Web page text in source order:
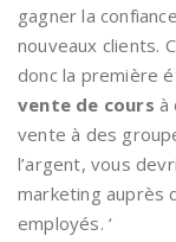
gagner la
nouveaux clients.
donc la première
vente de cours à
vente à des
l’argent, vous
marketing auprès
employés. ‘